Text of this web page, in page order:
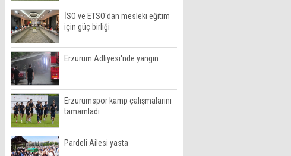
İSO ve ETSO'dan mesleki eğitim
için güç birliği
Erzurum Adliyesi'nde yangın
Erzurumspor kamp çalışmalarını
tamamladı
Pardeli Ailesi yasta